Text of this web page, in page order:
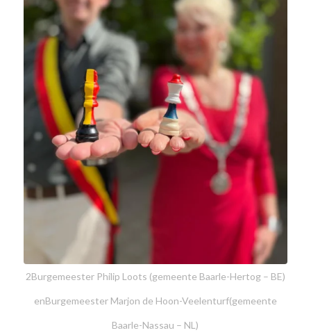
2Burgemeester Philip Loots (gemeente Baarle-Hertog – BE)
enBurgemeester Marjon de Hoon-Veelenturf(gemeente
Baarle-Nassau – NL)